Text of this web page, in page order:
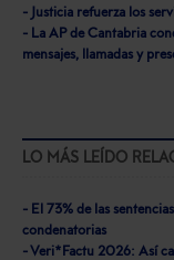
- Justicia refuerza los
- La AP de Cantabria
mensajes, llamadas y
LO MÁS LEÍDO
- El 73% de las
condenatorias
- Veri*Factu 2026: Así